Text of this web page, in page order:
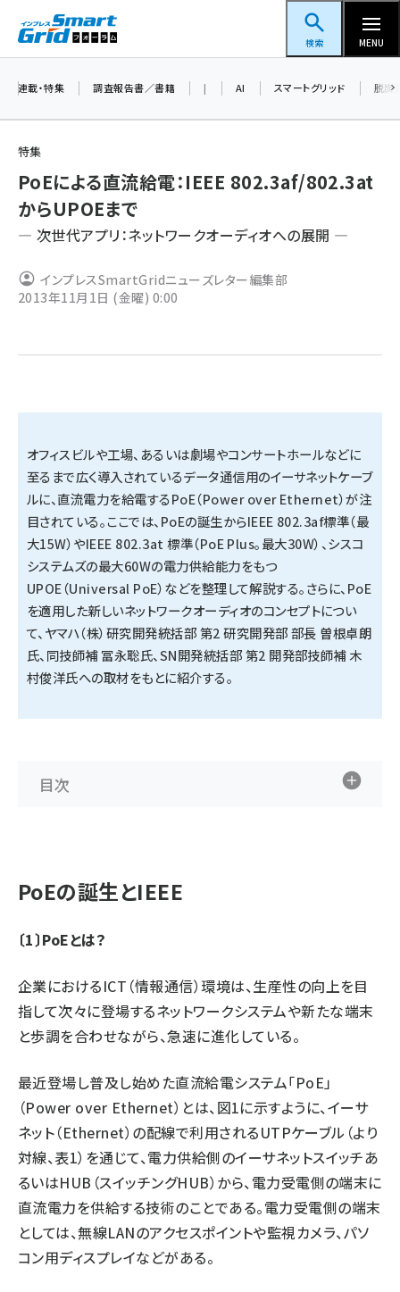
ン
スマートグリッドフォーラム
検索 MENU
蓄電池 (390)
新井 (350)
新井宏征 (286)
連載・特集 調査報告書／書籍 | AI スマートグリッド 脱炭
特集
PoEによる直流給電：IEEE 802.3af/802.3at
からUPOEまで
― 次世代アプリ：ネットワークオーディオへの展開 ―
インプレスSmartGridニューズレター編集部
2013年11月1日 (金曜) 0:00
オフィスビルや工場、あるいは劇場やコンサートホールなどに
至るまで広く導入されているデータ通信用のイーサネットケーブ
ルに、直流電力を給電するPoE（Power over Ethernet）が注
目されている。ここでは、PoEの誕生からIEEE 802.3af標準（最
大15W）やIEEE 802.3at 標準（PoE Plus。最大30W）、シスコ
システムズの最大60Wの電力供給能力をもつ
UPOE（Universal PoE）などを整理して解説する。さらに、PoE
を適用した新しいネットワークオーディオのコンセプトについ
て、ヤマハ（株）研究開発統括部 第2 研究開発部 部長 曽根卓朗
氏、同技師補 冨永聡氏、SN開発統括部 第2 開発部技師補 木
村俊洋氏への取材をもとに紹介する。
目次
PoEの誕生とIEEE
〔1〕PoEとは？
企業におけるICT（情報通信）環境は、生産性の向上を目
指して次々に登場するネットワークシステムや新たな端末
と歩調を合わせながら、急速に進化している。
最近登場し普及し始めた直流給電システム「PoE」
（Power over Ethernet）とは、図1に示すように、イーサ
ネット（Ethernet）の配線で利用されるUTPケーブル（より
対線、表1）を通じて、電力供給側のイーサネットスイッチあ
るいはHUB（スイッチングHUB）から、電力受電側の端末に
直流電力を供給する技術のことである。電力受電側の端末
としては、無線LANのアクセスポイントや監視カメラ、パソ
コン用ディスプレイなどがある。